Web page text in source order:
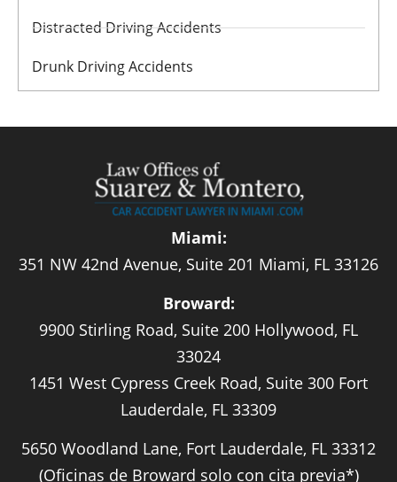
Distracted Driving Accidents
Drunk Driving Accidents
Miami:
351 NW 42nd Avenue, Suite 201 Miami, FL 33126
Broward:
9900 Stirling Road, Suite 200 Hollywood, FL
33024
1451 West Cypress Creek Road, Suite 300 Fort
Lauderdale, FL 33309
5650 Woodland Lane, Fort Lauderdale, FL 33312
(Oficinas de Broward solo con cita previa*)